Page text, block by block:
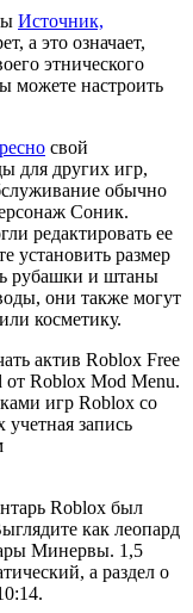
Источник,
а это означает,
этнического
можете настроить
свой
для других игр,
обычно
Соник.
редактировать ее
установить размер
рубашки и штаны
они также могут
косметику.
актив Roblox Free
Roblox Mod Menu.
игр Roblox со
запись
Roblox был
как леопард
Минервы. 1,5
а раздел о